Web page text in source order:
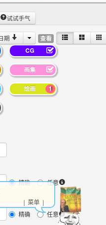
期 查看
试试手气
CG
画集
1
绘画
精确 任意
精确 任意
| 菜单 |